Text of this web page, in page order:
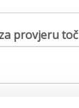
provjeru